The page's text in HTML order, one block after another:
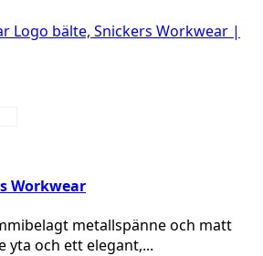
Workwear
metallspänne och matt
yta och ett elegant,...